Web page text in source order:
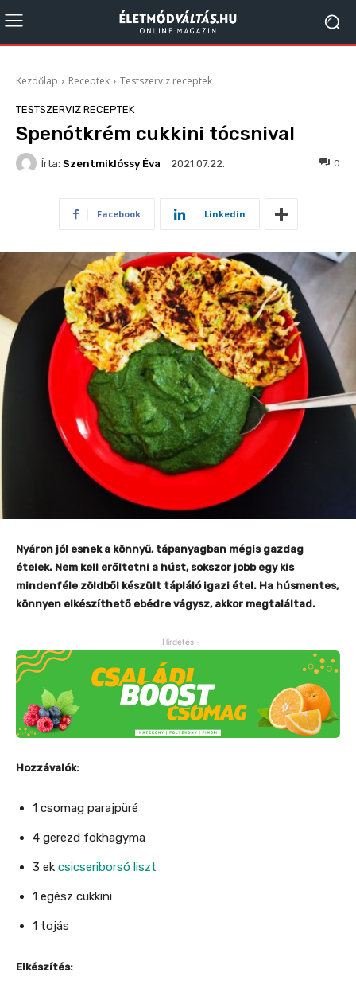
Kezdőlap Receptek Testszerviz receptek
TESTSZERVIZ RECEPTEK
Spenótkrém cukkini tócsnival
Írta: Szentmiklóssy Éva 2021.07.22. 0
Facebook Linkedin
Nyáron jól esnek a könnyű, tápanyagban mégis gazdag
ételek. Nem kell erőltetni a húst, sokszor jobb egy kis
mindenféle zöldből készült tápláló igazi étel. Ha húsmentes,
könnyen elkészíthető ebédre vágysz, akkor megtaláltad.
- Hirdetés -
Hozzávalók:
1 csomag parajpüré
4 gerezd fokhagyma
3 ek csicseriborsó liszt
1 egész cukkini
1 tojás
Elkészítés: